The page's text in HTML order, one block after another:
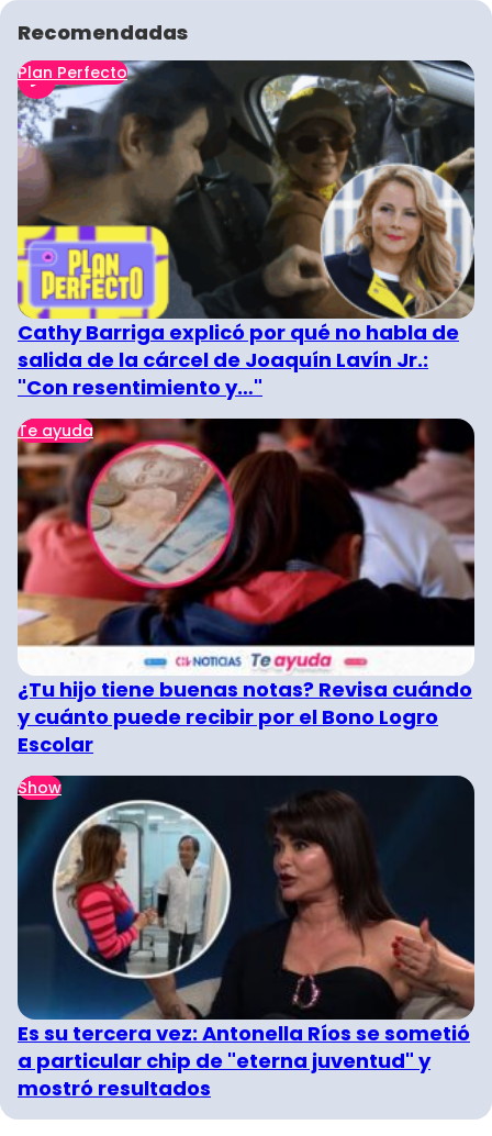
Recomendadas
Plan Perfecto
Cathy Barriga explicó por qué no habla de
salida de la cárcel de Joaquín Lavín Jr.:
"Con resentimiento y…"
Te ayuda
¿Tu hijo tiene buenas notas? Revisa cuándo
y cuánto puede recibir por el Bono Logro
Escolar
Show
Es su tercera vez: Antonella Ríos se sometió
a particular chip de "eterna juventud" y
mostró resultados